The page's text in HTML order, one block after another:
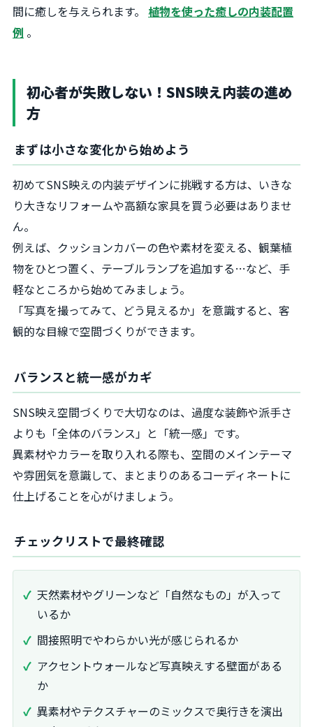
間に癒しを与えられます。 植物を使った癒しの内装配置
例 。
初心者が失敗しない！SNS映え内装の進め
方
まずは小さな変化から始めよう
初めてSNS映えの内装デザインに挑戦する方は、いきな
り大きなリフォームや高額な家具を買う必要はありませ
ん。
例えば、クッションカバーの色や素材を変える、観葉植
物をひとつ置く、テーブルランプを追加する…など、手
軽なところから始めてみましょう。
「写真を撮ってみて、どう見えるか」を意識すると、客
観的な目線で空間づくりができます。
バランスと統一感がカギ
SNS映え空間づくりで大切なのは、過度な装飾や派手さ
よりも「全体のバランス」と「統一感」です。
異素材やカラーを取り入れる際も、空間のメインテーマ
や雰囲気を意識して、まとまりのあるコーディネートに
仕上げることを心がけましょう。
チェックリストで最終確認
天然素材やグリーンなど「自然なもの」が入って
いるか
間接照明でやわらかい光が感じられるか
アクセントウォールなど写真映えする壁面がある
か
異素材やテクスチャーのミックスで奥行きを演出